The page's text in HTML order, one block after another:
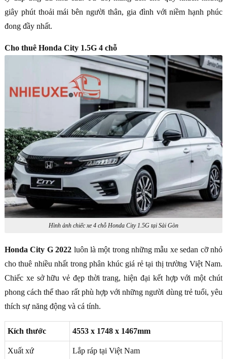
giây phút thoải mái bên người thân, gia đình với niềm hạnh phúc
đong đầy nhất.
Cho thuê Honda City 1.5G 4 chỗ
Hình ảnh chiếc xe 4 chỗ Honda City 1.5G tại Sài Gòn
Honda City G 2022 luôn là một trong những mẫu xe sedan cỡ nhỏ
cho thuê nhiều nhất trong phân khúc giá rẻ tại thị trường Việt Nam.
Chiếc xe sở hữu vẻ đẹp thời trang, hiện đại kết hợp với một chút
phong cách thể thao rất phù hợp với những người dùng trẻ tuổi, yêu
thích sự năng động và cá tính.
Kích thước 4553 x 1748 x 1467mm
Xuất xứ Lắp ráp tại Việt Nam